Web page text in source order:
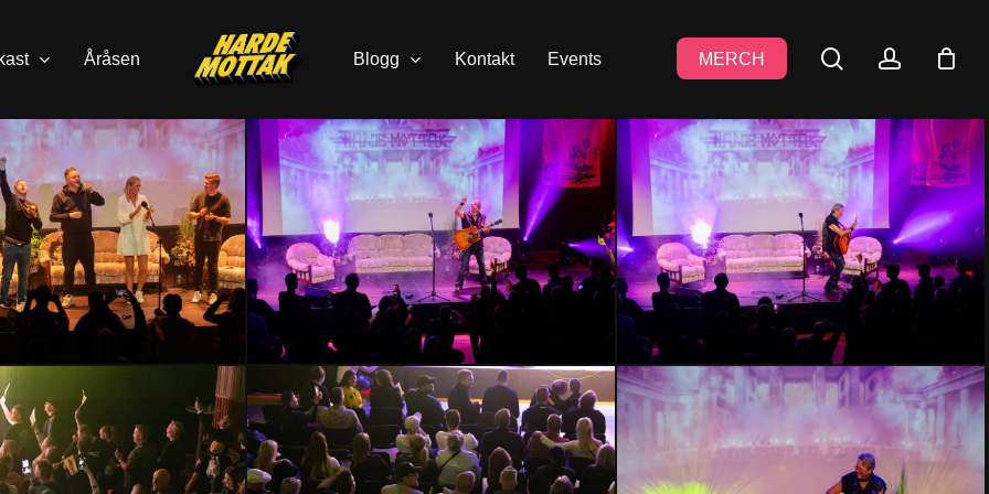
Åråsen Blogg Kontakt Events MERCH search
HMLH24-
3030
HMLH24-
3004
HMLH24-
2859
HMLH24-
2855